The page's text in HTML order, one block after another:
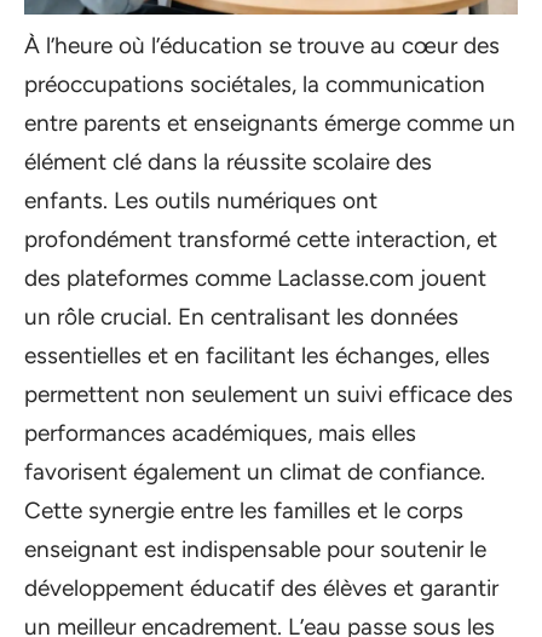
À l’heure où l’éducation se trouve au cœur des
préoccupations sociétales, la communication
entre parents et enseignants émerge comme un
élément clé dans la réussite scolaire des
enfants. Les outils numériques ont
profondément transformé cette interaction, et
des plateformes comme Laclasse.com jouent
un rôle crucial. En centralisant les données
essentielles et en facilitant les échanges, elles
permettent non seulement un suivi efficace des
performances académiques, mais elles
favorisent également un climat de confiance.
Cette synergie entre les familles et le corps
enseignant est indispensable pour soutenir le
développement éducatif des élèves et garantir
un meilleur encadrement. L’eau passe sous les